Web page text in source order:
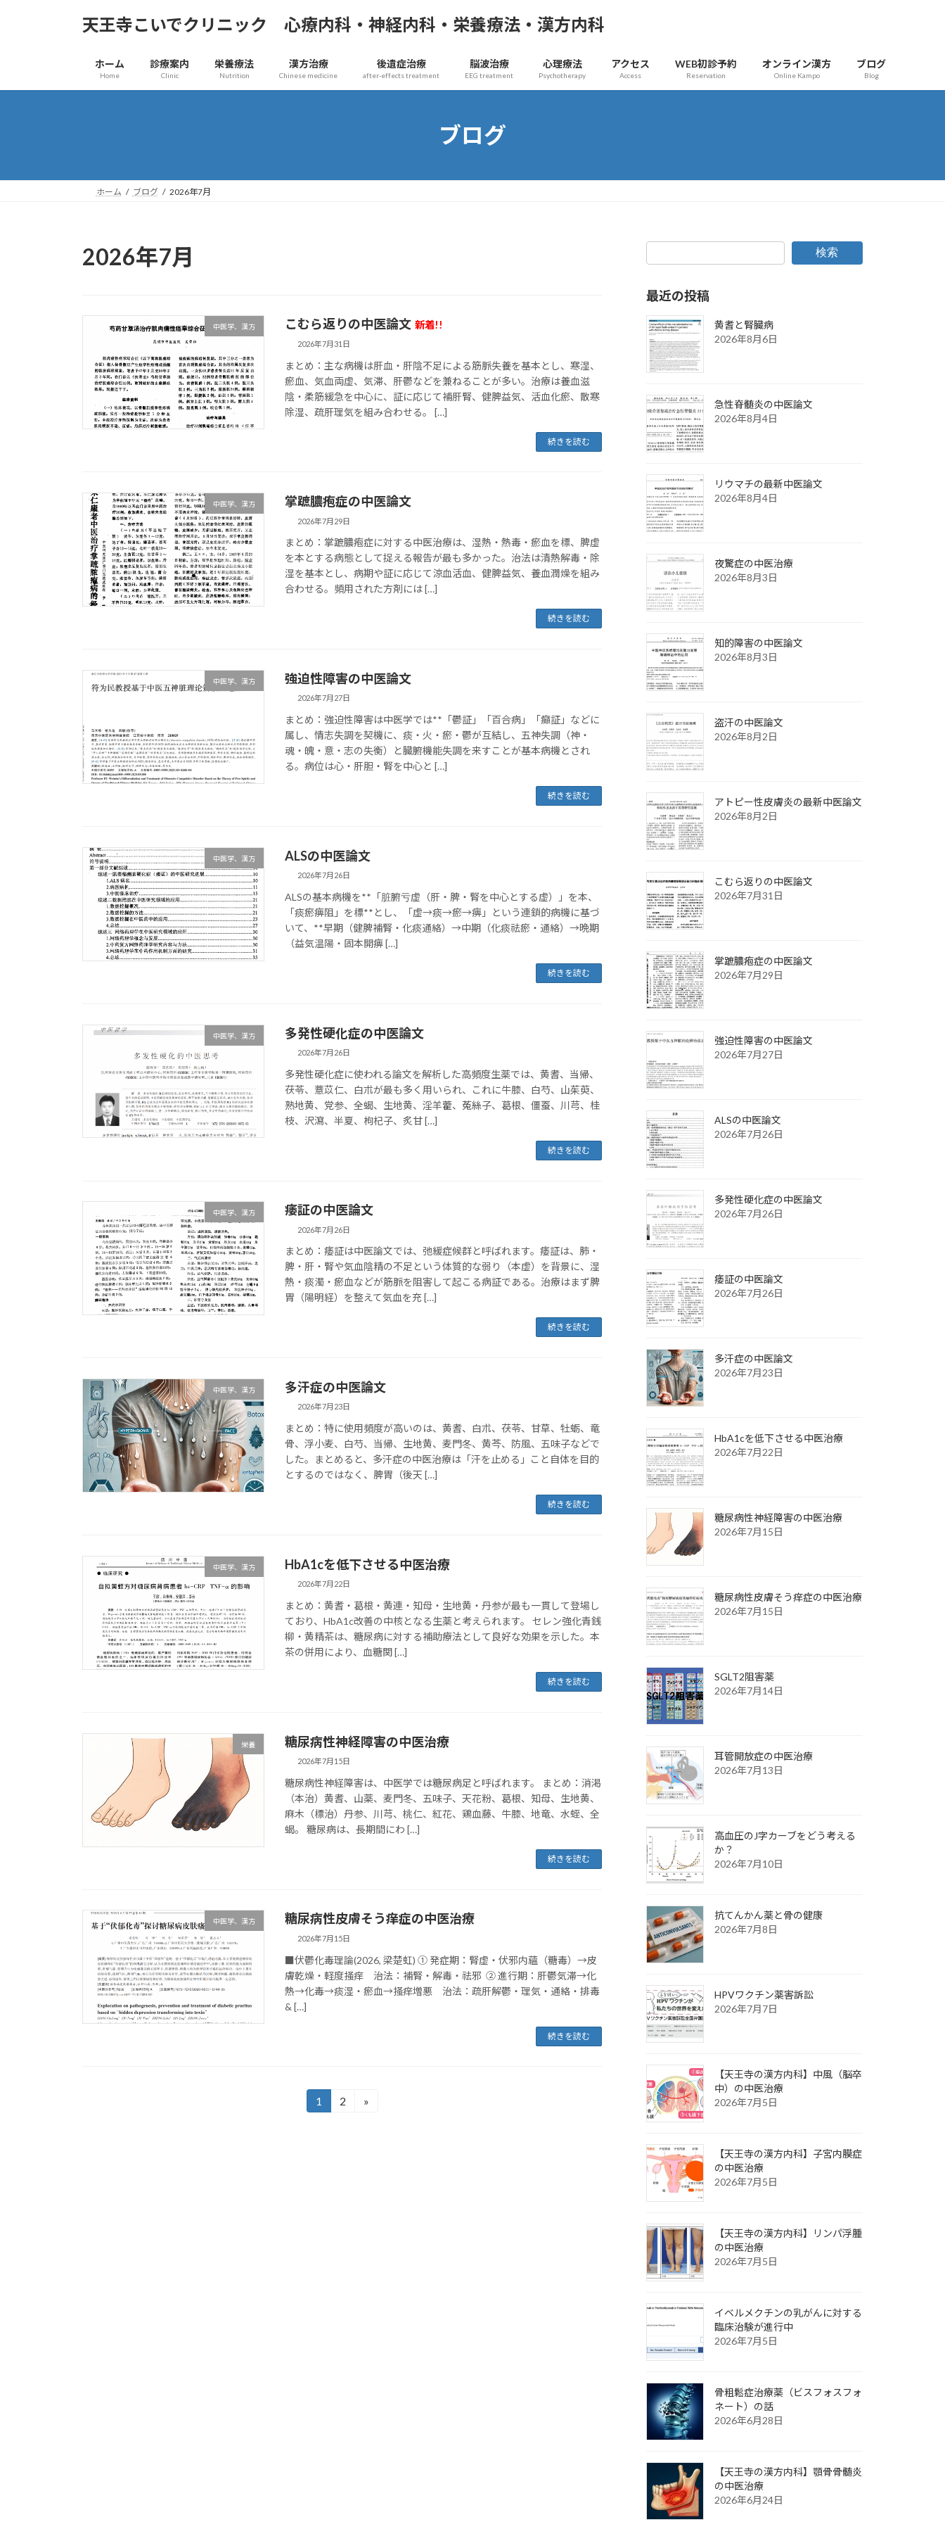
へ
ョ
天王寺こいでクリニック 心療内科・神経内科・栄養療法・漢方内科
ホーム
Home
診療案内
Clinic
栄養療法
Nutrition
漢方治療
Chinese medicine
後遺症治療
after-effects treatment
脳波治療
EEG treatment
心理療法
Psychotherapy
アクセス
Access
WEB初診予約
Reservation
オンライン漢方
Online Kampo
ブログ
Blog
ブログ
ホーム ブログ 2026年7月
2026年7月
中医学、漢方 こむら返りの中医論文 新着!!
2026年7月31日
まとめ：主な病機は肝血・肝陰不足による筋脈失養を基本とし、寒湿、
瘀血、気血両虚、気滞、肝鬱などを兼ねることが多い。治療は養血滋
陰・柔筋緩急を中心に、証に応じて補肝腎、健脾益気、活血化瘀、散寒
除湿、疏肝理気を組み合わせる。 […]
続きを読む
中医学、漢方 掌蹠膿疱症の中医論文
2026年7月29日
まとめ：掌蹠膿疱症に対する中医治療は、湿熱・熱毒・瘀血を標、脾虚
を本とする病態として捉える報告が最も多かった。治法は清熱解毒・除
湿を基本とし、病期や証に応じて涼血活血、健脾益気、養血潤燥を組み
合わせる。頻用された方剤には […]
続きを読む
中医学、漢方 強迫性障害の中医論文
2026年7月27日
まとめ：強迫性障害は中医学では**「鬱証」「百合病」「癲証」などに
属し、情志失調を契機に、痰・火・瘀・鬱が互結し、五神失調（神・
魂・魄・意・志の失衡）と臓腑機能失調を来すことが基本病機とされ
る。病位は心・肝胆・腎を中心と […]
続きを読む
中医学、漢方 ALSの中医論文
2026年7月26日
ALSの基本病機を**「脏腑亏虚（肝・脾・腎を中心とする虚）」を本、
「痰瘀痹阻」を標**とし、「虚→痰→瘀→痹」という連鎖的病機に基づ
いて、**早期（健脾補腎・化痰通絡）→中期（化痰祛瘀・通絡）→晩期
（益気温陽・固本開痹 […]
続きを読む
中医学、漢方 多発性硬化症の中医論文
2026年7月26日
多発性硬化症に使われる論文を解析した高頻度生薬では、黄耆、当帰、
茯苓、薏苡仁、白朮が最も多く用いられ、これに牛膝、白芍、山茱萸、
熟地黄、党参、全蝎、生地黄、淫羊藿、菟絲子、葛根、僵蚕、川芎、桂
枝、沢瀉、半夏、枸杞子、炙甘 […]
続きを読む
中医学、漢方 痿証の中医論文
2026年7月26日
まとめ：痿証は中医論文では、弛緩症候群と呼ばれます。痿証は、肺・
脾・肝・腎や気血陰精の不足という体質的な弱り（本虚）を背景に、湿
熱・痰濁・瘀血などが筋脈を阻害して起こる病証である。治療はまず脾
胃（陽明経）を整えて気血を充 […]
続きを読む
中医学、漢方 多汗症の中医論文
2026年7月23日
まとめ：特に使用頻度が高いのは、黄耆、白朮、茯苓、甘草、牡蛎、竜
骨、浮小麦、白芍、当帰、生地黄、麦門冬、黄芩、防風、五味子などで
した。まとめると、多汗症の中医治療は「汗を止める」こと自体を目的
とするのではなく、脾胃（後天 […]
続きを読む
中医学、漢方 HbA1cを低下させる中医治療
2026年7月22日
まとめ：黄耆・葛根・黄連・知母・生地黄・丹参が最も一貫して登場し
ており、HbA1c改善の中核となる生薬と考えられます。 セレン強化青銭
柳・黄精茶は、糖尿病に対する補助療法として良好な効果を示した。本
茶の併用により、血糖関 […]
続きを読む
栄養 糖尿病性神経障害の中医治療
2026年7月15日
糖尿病性神経障害は、中医学では糖尿病足と呼ばれます。 まとめ：消渇
（本治）黄耆、山薬、麦門冬、五味子、天花粉、葛根、知母、生地黄、
麻木（標治）丹参、川芎、桃仁、紅花、鶏血藤、牛膝、地竜、水蛭、全
蝎。 糖尿病は、長期間にわ […]
続きを読む
中医学、漢方 糖尿病性皮膚そう痒症の中医治療
2026年7月15日
■伏鬱化毒理論(2026, 梁楚虹) ① 発症期：腎虚・伏邪内蘊（糖毒）→皮
膚乾燥・軽度掻痒 治法：補腎・解毒・祛邪 ② 進行期：肝鬱気滞→化
熱→化毒→痰湿・瘀血→掻痒増悪 治法：疏肝解鬱・理気・通絡・排毒
& […]
続きを読む
固
1
固
2 »
検索
最近の投稿
黄耆と腎臓病
2026年8月6日
急性脊髄炎の中医論文
2026年8月4日
リウマチの最新中医論文
2026年8月4日
夜驚症の中医治療
2026年8月3日
知的障害の中医論文
2026年8月3日
盗汗の中医論文
2026年8月2日
アトピー性皮膚炎の最新中医論文
2026年8月2日
こむら返りの中医論文
2026年7月31日
掌蹠膿疱症の中医論文
2026年7月29日
強迫性障害の中医論文
2026年7月27日
ALSの中医論文
2026年7月26日
多発性硬化症の中医論文
2026年7月26日
痿証の中医論文
2026年7月26日
多汗症の中医論文
2026年7月23日
HbA1cを低下させる中医治療
2026年7月22日
糖尿病性神経障害の中医治療
2026年7月15日
糖尿病性皮膚そう痒症の中医治療
2026年7月15日
SGLT2阻害薬
2026年7月14日
耳管開放症の中医治療
2026年7月13日
高血圧のJ字カーブをどう考える
か？
2026年7月10日
抗てんかん薬と骨の健康
2026年7月8日
HPVワクチン薬害訴訟
2026年7月7日
【天王寺の漢方内科】中風（脳卒
中）の中医治療
2026年7月5日
【天王寺の漢方内科】子宮内膜症
の中医治療
2026年7月5日
【天王寺の漢方内科】リンパ浮腫
の中医治療
2026年7月5日
イベルメクチンの乳がんに対する
臨床治験が進行中
2026年7月5日
骨粗鬆症治療薬（ビスフォスフォ
ネート）の話
2026年6月28日
【天王寺の漢方内科】顎骨骨髄炎
の中医治療
2026年6月24日